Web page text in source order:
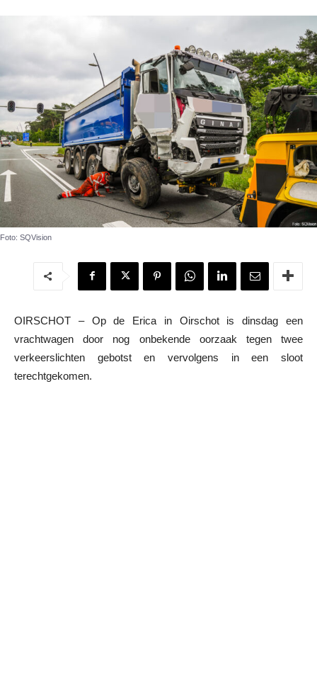
Foto: SQVision
OIRSCHOT – Op de Erica in Oirschot is dinsdag een
vrachtwagen door nog onbekende oorzaak tegen twee
verkeerslichten gebotst en vervolgens in een sloot
terechtgekomen.